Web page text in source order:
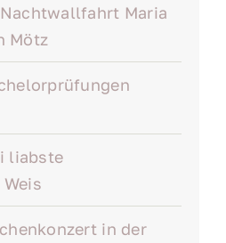
Maria
Mötz
liabste
in der